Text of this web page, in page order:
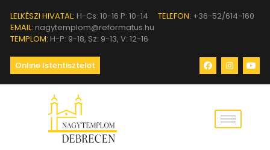
LELKÉSZI HIVATAL: H-Cs: 10-16 P: 10-14 TELEFON: +36-52/614-160
EMAIL: nagytemplom@reformatus.hu
TEMPLOM: H-P: 9-18, Sz: 9-13, V: 12-16
Online Istentisztelet